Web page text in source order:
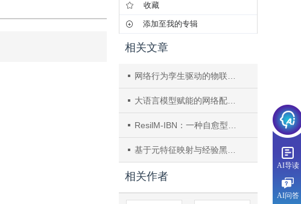
收藏
添加至我的专辑
相关文章
网络行为孪生驱动的物联网异常流量检测
大语言模型赋能的网络配置分析技术研究
ResilM-IBN：一种自愈型多智能体网络管理框架
基于元特征映射与经验黑翅鸢优化的自动化网络流量预测框架
相关作者
AI导读
AI问答